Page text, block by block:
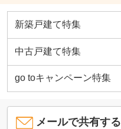
新築戸建て特集
中古戸建て特集
go toキャンペーン特集
メールで共有する